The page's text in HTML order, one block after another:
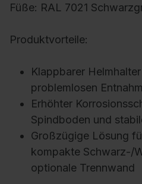
Füße: RAL 7021
Produktvorteile:
Klappbarer
problemlosen
Erhöhter
Spindboden und
Großzügige Lösung
kompakte Schwarz-/
optionale Trennwand